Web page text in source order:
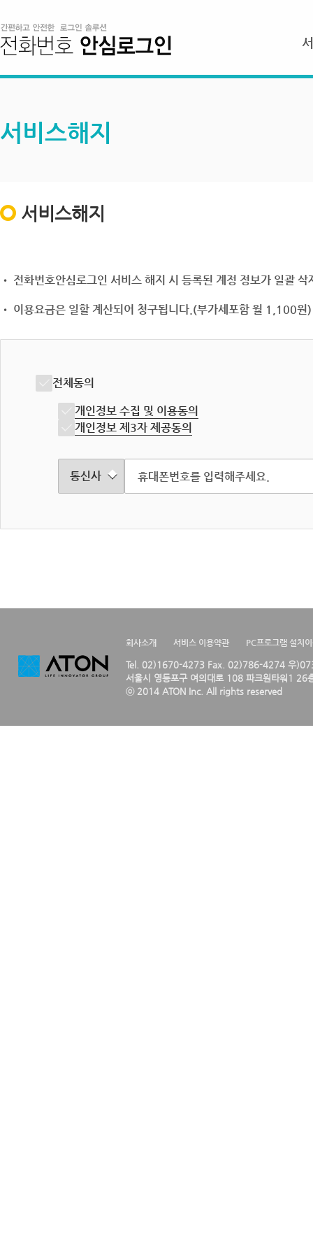
서비스해지
서비스해지
• 전화번호안심로그인 서비스 해지 시 등록된 계정 정보가 일괄
• 이용요금은 일할 계산되어 청구됩니다.(부가세포함 월 1,100원)
전체동의
개인정보 수집 및 이용동의
개인정보 제3자 제공동의
회사소개 서비스 이용약관 PC프로그램 설치
Tel. 02)1670-4273 Fax. 02)786-4274 우
서울시 영등포구 여의대로 108 파크원타워1 26
ⓒ 2014 ATON Inc. All rights reserved